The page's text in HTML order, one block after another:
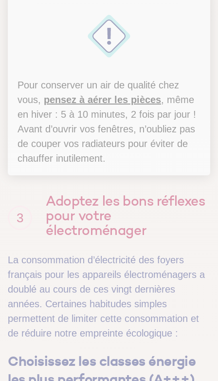
Pour conserver un air de qualité chez
vous, pensez à aérer les pièces, même
en hiver : 5 à 10 minutes, 2 fois par jour !
Avant d’ouvrir vos fenêtres, n’oubliez pas
de couper vos radiateurs pour éviter de
chauffer inutilement.
3
Adoptez les bons réflexes
pour votre
électroménager
La consommation d’électricité des foyers
français pour les appareils électroménagers a
doublé au cours de ces vingt dernières
années. Certaines habitudes simples
permettent de limiter cette consommation et
de réduire notre empreinte écologique :
Choisissez les classes énergie